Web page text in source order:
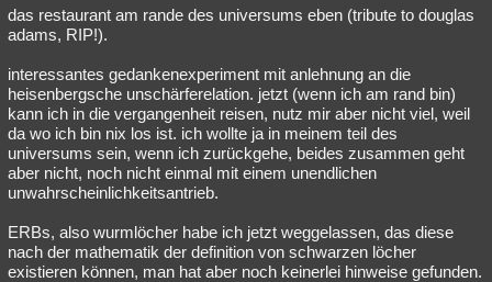
das restaurant am rande des universums eben (tribute to douglas
adams, RIP!).
interessantes gedankenexperiment mit anlehnung an die
heisenbergsche unschärferelation. jetzt (wenn ich am rand bin)
kann ich in die vergangenheit reisen, nutz mir aber nicht viel, weil
da wo ich bin nix los ist. ich wollte ja in meinem teil des
universums sein, wenn ich zurückgehe, beides zusammen geht
aber nicht, noch nicht einmal mit einem unendlichen
unwahrscheinlichkeitsantrieb.
ERBs, also wurmlöcher habe ich jetzt weggelassen, das diese
nach der mathematik der definition von schwarzen löcher
existieren können, man hat aber noch keinerlei hinweise gefunden.